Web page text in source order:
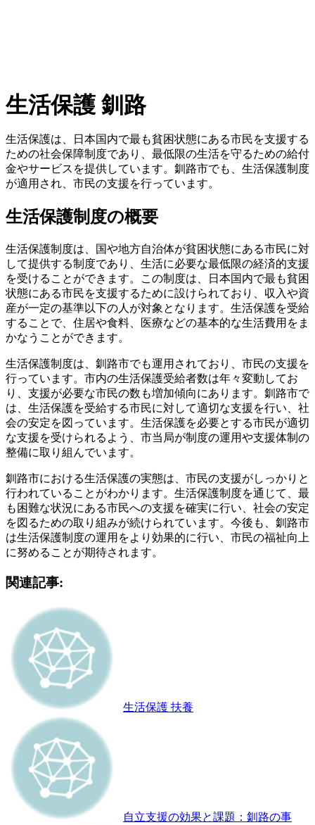
生活保護 釧路
生活保護は、日本国内で最も貧困状態にある市民を支援する
ための社会保障制度であり、最低限の生活を守るための給付
金やサービスを提供しています。釧路市でも、生活保護制度
が適用され、市民の支援を行っています。
生活保護制度の概要
生活保護制度は、国や地方自治体が貧困状態にある市民に対
して提供する制度であり、生活に必要な最低限の経済的支援
を受けることができます。この制度は、日本国内で最も貧困
状態にある市民を支援するために設けられており、収入や資
産が一定の基準以下の人が対象となります。生活保護を受給
することで、住居や食料、医療などの基本的な生活費用をま
かなうことができます。
生活保護制度は、釧路市でも運用されており、市民の支援を
行っています。市内の生活保護受給者数は年々変動してお
り、支援が必要な市民の数も増加傾向にあります。釧路市で
は、生活保護を受給する市民に対して適切な支援を行い、社
会の安定を図っています。生活保護を必要とする市民が適切
な支援を受けられるよう、市当局が制度の運用や支援体制の
整備に取り組んでいます。
釧路市における生活保護の実態は、市民の支援がしっかりと
行われていることがわかります。生活保護制度を通じて、最
も困難な状況にある市民への支援を確実に行い、社会の安定
を図るための取り組みが続けられています。今後も、釧路市
は生活保護制度の運用をより効果的に行い、市民の福祉向上
に努めることが期待されます。
関連記事:
生活保護 扶養
自立支援の効果と課題：釧路の事